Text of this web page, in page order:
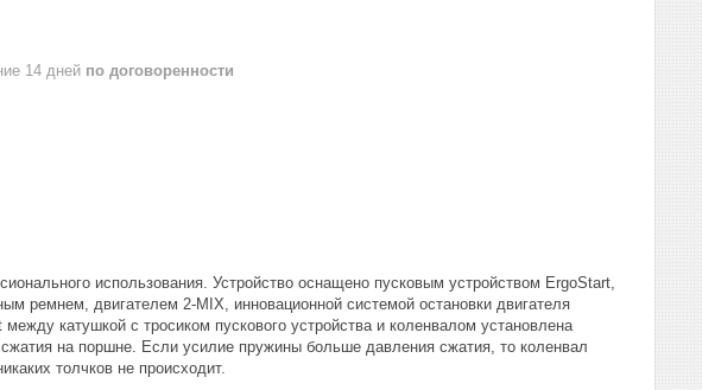
14 дней по договоренности
использования. Устройство оснащено пусковым устройством ErgoStart,
ремнем, двигателем 2-MIX, инновационной системой остановки двигателя
катушкой с тросиком пускового устройства и коленвалом установлена
на поршне. Если усилие пружины больше давления сжатия, то коленвал
толчков не происходит.